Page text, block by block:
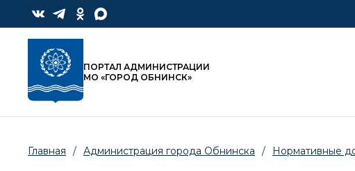
ПОРТАЛ АДМИНИСТРАЦИИ
МО «ГОРОД ОБНИНСК»
Главная / Администрация города Обнинска / Нормативные